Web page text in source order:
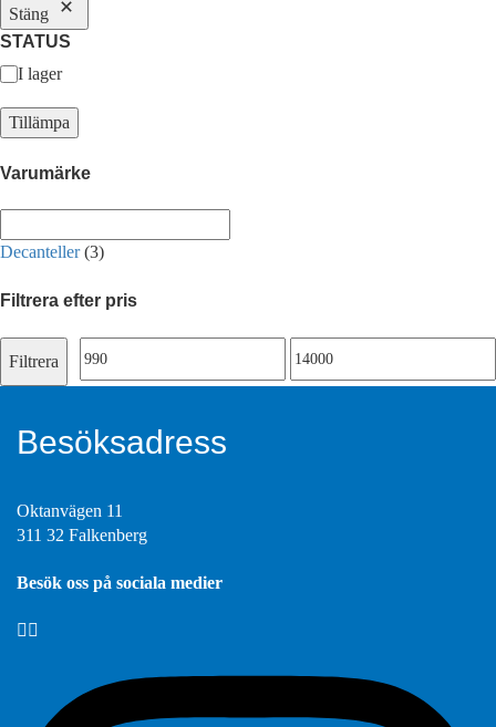
Stäng
STATUS
Tillgänglighet
I lager
Tillämpa
Varumärke
Decanteller (3)
Filtrera efter pris
Min
pris
Max
pris
Filtrera
Besöksadress
Oktanvägen 11
311 32 Falkenberg
Besök oss på sociala medier